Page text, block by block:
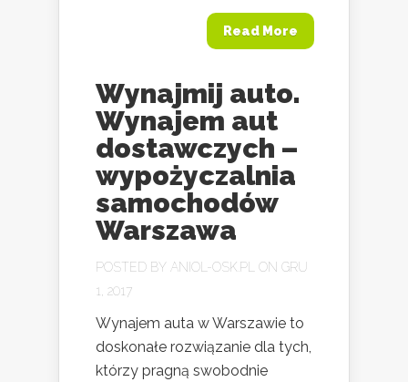
Read More
Wynajmij auto.
Wynajem aut
dostawczych –
wypożyczalnia
samochodów
Warszawa
POSTED BY ANIOL-OSK.PL
ON GRU
1, 2017
Wynajem auta w Warszawie to
doskonałe rozwiązanie dla tych,
którzy pragną swobodnie